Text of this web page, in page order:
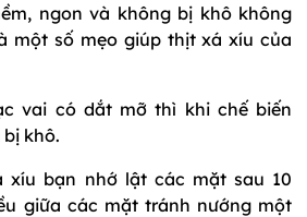
ngon và không bị khô không
một số mẹo giúp thịt xá xíu của
vai có dắt mỡ thì khi chế biến
khô.
xíu bạn nhớ lật các mặt sau 10
giữa các mặt tránh nướng một